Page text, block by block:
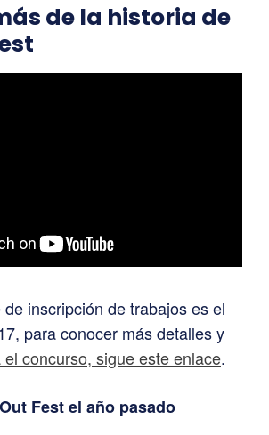
de la historia de
inscripción de trabajos es el
para conocer más detalles y
concurso, sigue este enlace.
Fest el año pasado